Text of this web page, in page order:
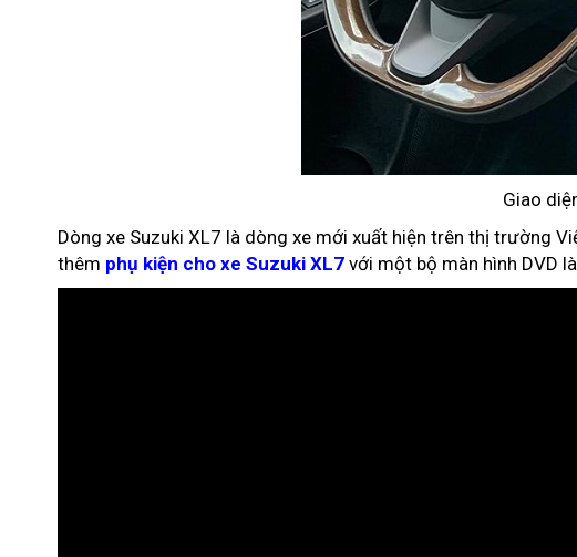
Giao
Dòng xe Suzuki XL7 là dòng xe mới xuất hiện trên thị trường
thêm phụ kiện cho xe Suzuki XL7 với một bộ màn hình DVD